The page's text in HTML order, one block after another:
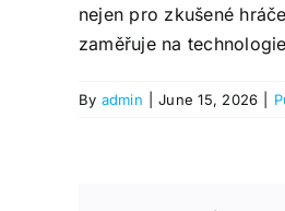
nejen pro zkušené
zaměřuje na
By admin June 15, 2026